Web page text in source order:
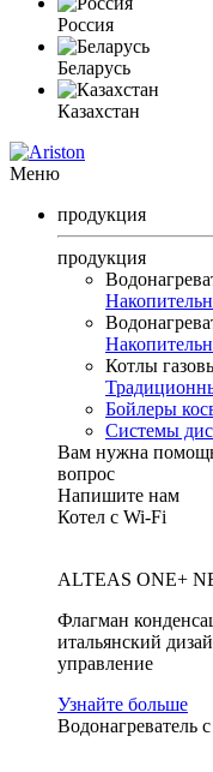
Россия
Беларусь
Казахстан
Меню
продукция
продукция
Котлы
Бойлеры
Системы
Вам нужна
вопрос
Напишите нам
Котел с Wi-Fi
ALTEAS ONE+
Флагман
итальянский
управление
Узнайте больше
Водонагреватель